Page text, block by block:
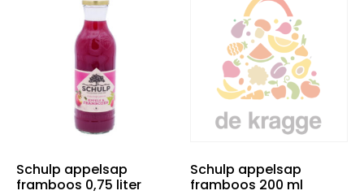
Schulp appelsap
framboos 0,75 liter
Schulp appelsap
framboos 200 ml